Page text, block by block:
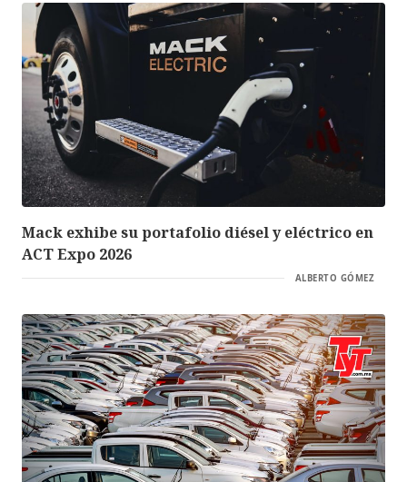
Mack exhibe su portafolio diésel y eléctrico en
ACT Expo 2026
ALBERTO GÓMEZ